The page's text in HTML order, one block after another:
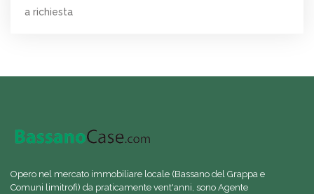
a richiesta
Opero nel mercato immobiliare locale (Bassano del Grappa e
Comuni limitrofi) da praticamente vent'anni, sono Agente